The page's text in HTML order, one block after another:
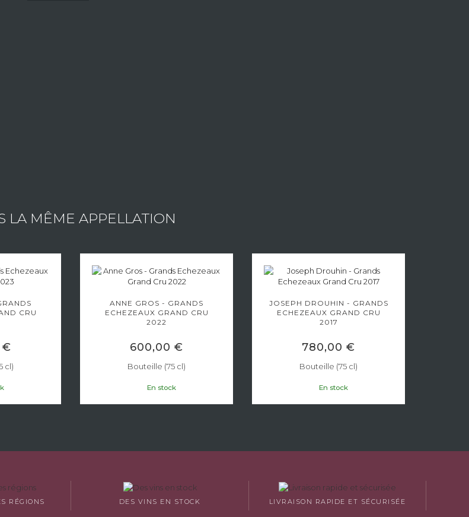
LA MÊME APPELLATION
CRU
€
cl)
ANNE GROS - GRANDS
ECHEZEAUX GRAND CRU
2022
600,00 €
Bouteille (75 cl)
En stock
JOSEPH DROUHIN - GRANDS
ECHEZEAUX GRAND CRU
2017
780,00 €
Bouteille (75 cl)
En stock
RÉGIONS DES VINS EN STOCK LIVRAISON RAPIDE ET SÉCURISÉE